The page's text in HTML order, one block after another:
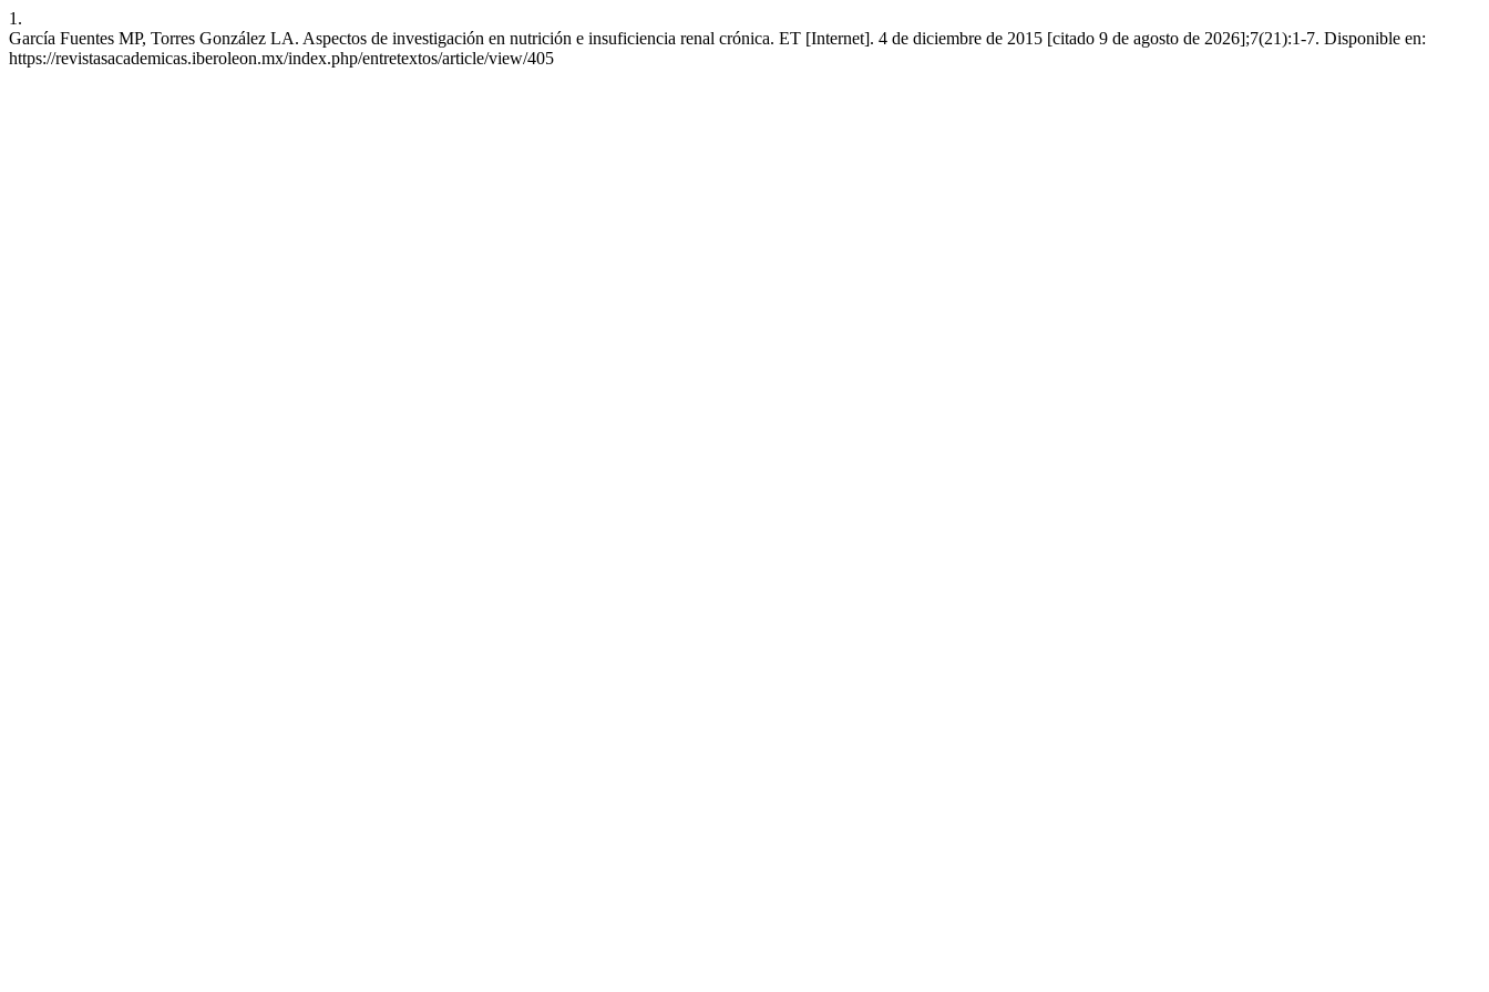
1.
García Fuentes MP, Torres González LA. Aspectos de investigación en nutrición e insuficiencia renal crónica. ET [Internet]. 4 de diciembre de 2015 [citado 9 de agosto de 2026];7(21):1-7. Disponible en:
https://revistasacademicas.iberoleon.mx/index.php/entretextos/article/view/405